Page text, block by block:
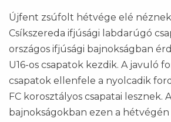
Újfent zsúfolt hétvége elé néznek
Csíkszereda ifjúsági labdarúgó
országos ifjúsági bajnokságban
U16-os csapatok kezdik. A javuló
csapatok ellenfele a nyolcadik
FC korosztályos csapatai lesznek.
bajnokságokban ezen a hétvégén